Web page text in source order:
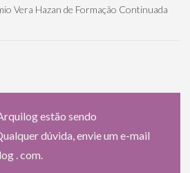
Vera Hazan de Formação Continuada
estão sendo
dúvida, envie um e-mail
. com.